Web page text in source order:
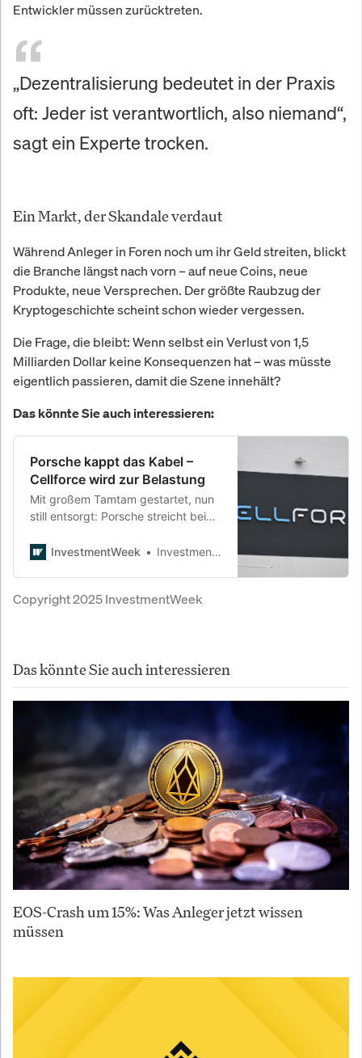
Entwickler müssen zurücktreten.
„Dezentralisierung bedeutet in der Praxis
oft: Jeder ist verantwortlich, also niemand“,
sagt ein Experte trocken.
Ein Markt, der Skandale verdaut
Während Anleger in Foren noch um ihr Geld streiten, blickt
die Branche längst nach vorn – auf neue Coins, neue
Produkte, neue Versprechen. Der größte Raubzug der
Kryptogeschichte scheint schon wieder vergessen.
Die Frage, die bleibt: Wenn selbst ein Verlust von 1,5
Milliarden Dollar keine Konsequenzen hat – was müsste
eigentlich passieren, damit die Szene innehält?
Das könnte Sie auch interessieren:
Porsche kappt das Kabel –
Cellforce wird zur Belastung
Mit großem Tamtam gestartet, nun
still entsorgt: Porsche streicht bei
zwei Drittel der Stellen. Eine
und die Strategie des
InvestmentWeek InvestmentWeek
Copyright 2025InvestmentWeek
Das könnte Sie auch interessieren
EOS-Crash um 15%: Was Anleger jetzt wissen
müssen